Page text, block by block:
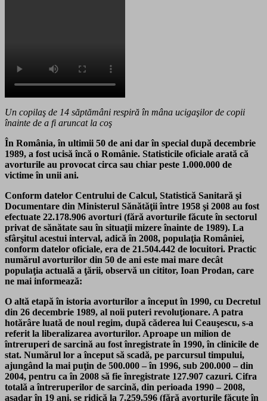
Un copilaş de 14 săptămâni respiră în mâna ucigaşilor de copii
înainte de a fi aruncat la coş
În România, în ultimii 50 de ani dar în special după decembrie
1989, a fost ucisă încă o Românie. Statisticile oficiale arată că
avorturile au provocat circa sau chiar peste 1.000.000 de
victime în unii ani.
Conform datelor Centrului de Calcul, Statistică Sanitară şi
Documentare din Ministerul Sănătăţiiîntre 1958 şi 2008 au fost
efectuate 22.178.906 avorturi (fără avorturile făcute în sectorul
privat de sănătate sau în situaţii mizere înainte de 1989). La
sfârşitul acestui interval, adică în 2008, populaţia României,
conform datelor oficiale, era de 21.504.442 de locuitori. Practic
numărul avorturilor din 50 de ani este mai mare decât
populaţia actuală a ţării, observă un cititor, Ioan Prodan, care
ne mai informează:
O altă etapă în istoria avorturilor a început în 1990, cu Decretul
din 26 decembrie 1989, al noii puteri revoluţionare. A patra
hotărâre luată de noul regim, după căderea lui Ceauşescu, s-a
referit la liberalizarea avorturilor. Aproape un milion de
întreruperi de sarcină au fost înregistrate în 1990, în clinicile de
stat. Numărul lor a început să scadă, pe parcursul timpului,
ajungând la mai puţin de 500.000 – în 1996, sub 200.000 – din
2004, pentru ca în 2008 să fie înregistrate 127.907 cazuri. Cifra
totală a întreruperilor de sarcină, din perioada 1990 – 2008,
aşadar în 19 ani, se ridică la 7.259.596 (fără avorturile făcute în